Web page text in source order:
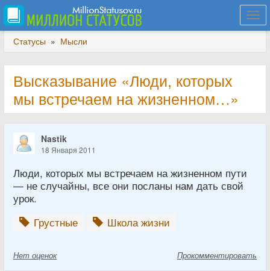
Статусы » Мысли
Высказывание «Люди, которых
мы встречаем на жизненном…»
Nastik
18 Января 2011
Люди, которых мы встречаем на жизненном пути
— не случайны, все они посланы нам дать свой
урок.
Грустные
Школа жизни
Нет оценок Прокомментировать